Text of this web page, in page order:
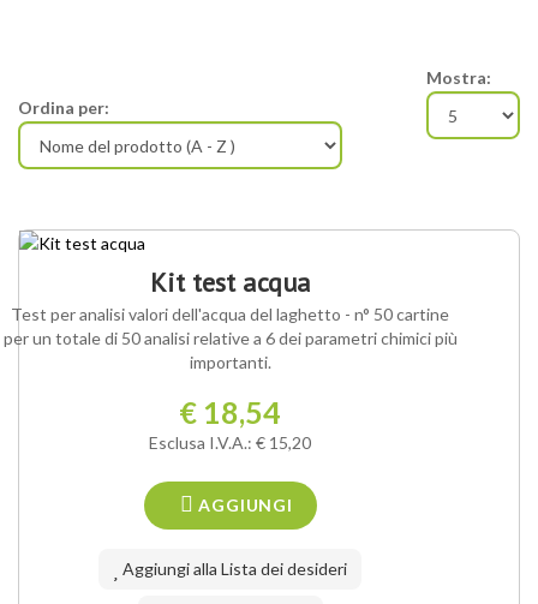
Mostra:
Ordina per:
Kit test acqua
Test per analisi valori dell'acqua del laghetto - n° 50 cartine
per un totale di 50 analisi relative a 6 dei parametri chimici più
importanti.
€ 18,54
Esclusa I.V.A.: € 15,20
AGGIUNGI
Aggiungi alla Lista dei desideri